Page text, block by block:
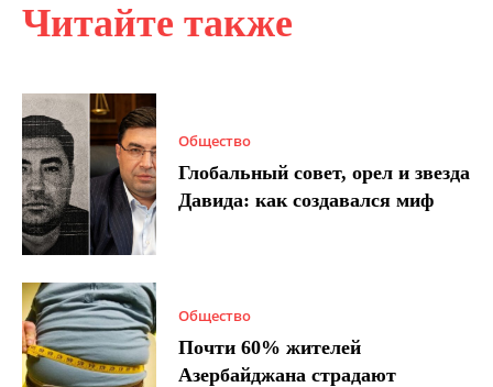
Читайте также
Общество
Глобальный совет, орел и звезда
Давида: как создавался миф
Общество
Почти 60% жителей
Азербайджана страдают